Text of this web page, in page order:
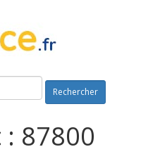
Rechercher
87800